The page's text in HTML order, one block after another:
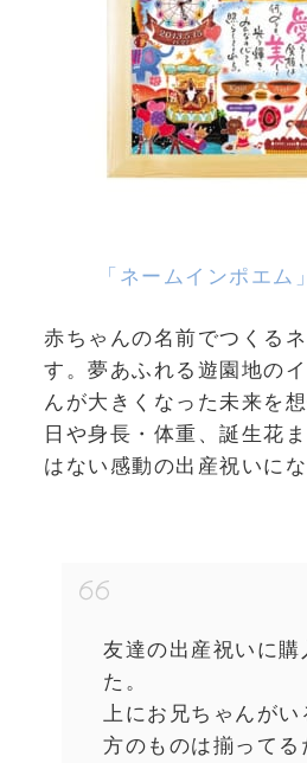
「ネームインポエム
赤ちゃんの名前でつくる
す。夢あふれる遊園地の
んが大きくなった未来を
日や身長・体重、誕生花
はない感動の出産祝いにな
友達の出産祝いに購
た。
上にお兄ちゃんがい
方のものは揃って